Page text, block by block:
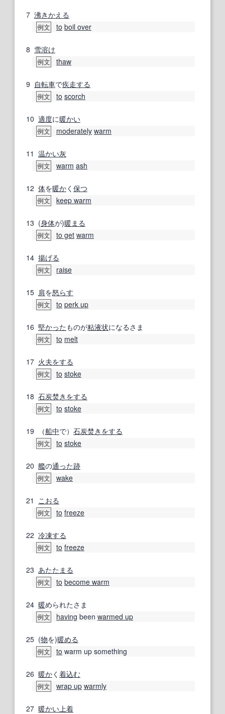
7 沸きかえる
例文 to boil over
8 雪溶け
例文 thaw
9 自転車で疾走する
例文 to scorch
10 適度に暖かい
例文 moderately warm
11 温かい灰
例文 warm ash
12 体を暖かく 保つ
例文 keep warm
13 (身体が)暖まる
例文 to get warm
14 揚げる
例文 raise
15 肩を怒らす
例文 to perk up
16 堅かったものが粘液状になるさま
例文 to melt
17 火夫をする
例文 to stoke
18 石炭焚き をする
例文 to stoke
19 （船中で） 石炭焚き をする
例文 to stoke
20 艦の通った跡
例文 wake
21 こおる
例文 to freeze
22 冷凍する
例文 to freeze
23 あたたまる
例文 to become warm
24 暖められたさま
例文 having been warmed up
25 (物を)暖める
例文 to warm up something
26 暖かく 着込む
例文 wrap up warmly
27 暖かい 上着